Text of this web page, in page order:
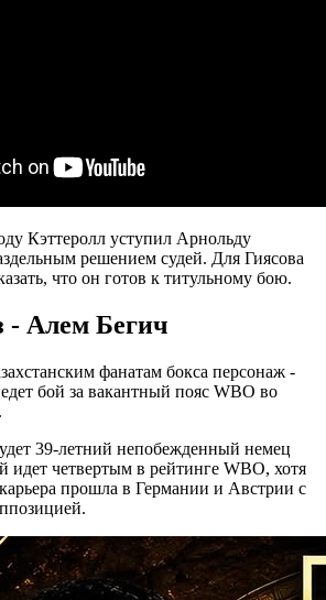
Кэттеролл уступил Арнольду
решением судей. Для Гиясова
что он готов к титульному бою.
Алем Бегич
фанатам бокса персонаж -
бой за вакантный пояс WBO во
39-летний непобежденный немец
идет четвертым в рейтинге WBO, хотя
прошла в Германии и Австрии с